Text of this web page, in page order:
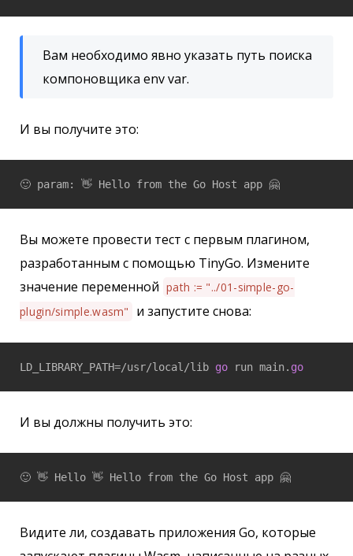
Вам необходимо явно указать путь поиска
компоновщика env var.
И вы получите это:
Вы можете провести тест с первым плагином,
разработанным с помощью TinyGo. Измените
значение переменной path := "../01-simple-go-
plugin/simple.wasm"
и запустите снова:
LD_LIBRARY_PATH=/usr/local/lib go run main. go
И вы должны получить это:
Видите ли, создавать приложения Go, которые